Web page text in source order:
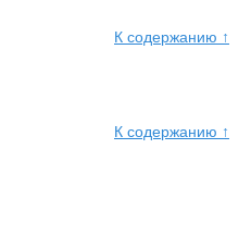
К содержанию ↑
К содержанию ↑